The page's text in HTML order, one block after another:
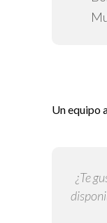
Un equipo
¿Te